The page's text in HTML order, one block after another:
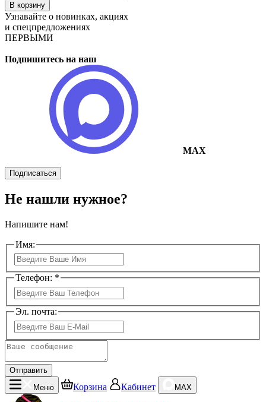
В корзину
Узнавайте о новинках, акциях
и спецпредложениях
ПЕРВЫМИ
Подпишитесь на наш
MAX
Подписаться
Не нашли нужное?
Напишите нам!
Имя:
Телефон: *
Эл. почта:
Отправить
Меню
Корзина Кабинет MAX